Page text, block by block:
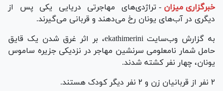
خبرگزاری میزان - تراژدی‌های مهاجرتی دریایی یکی پس از
دیگری در آب‌های یونان رخ می‌دهند و قربانی می‌گیرند.
به گزارش وب‌سایت ekathimerini، بر اثر غرق شدن یک قایق
حامل شمار نامعلومی سرنشین مهاجر در نزدیکی جزیره ساموس
یونان، چهار نفر کشته شدند.
۲ نفر از قربانیان زن و ۲ نفر دیگر کودک هستند.